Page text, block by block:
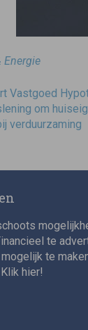
Energie
Vastgoed
om
verduurzaming
te
te
hier!